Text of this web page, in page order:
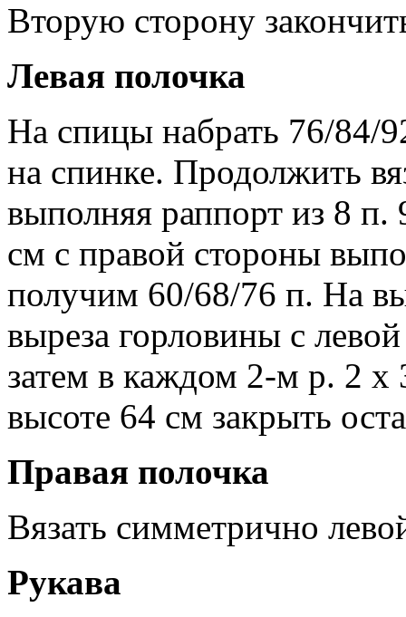
Вторую сторону
Левая полочка
На спицы набрать 76/84/
на спинке. Продолжить
выполняя раппорт из 8
см с правой стороны
получим 60/68/76 п. На
выреза горловины с
затем в каждом 2-м р. 2
высоте 64 см закрыть
Правая полочка
Вязать симметрично
Рукава